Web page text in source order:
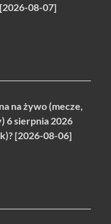
08-07]
na żywo (mecze,
6 sierpnia 2026
[2026-08-06]